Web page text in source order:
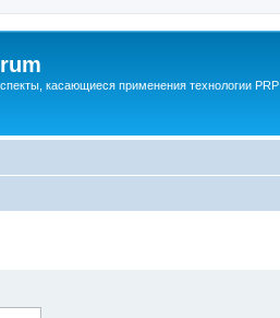
касающиеся применения технологии PRP